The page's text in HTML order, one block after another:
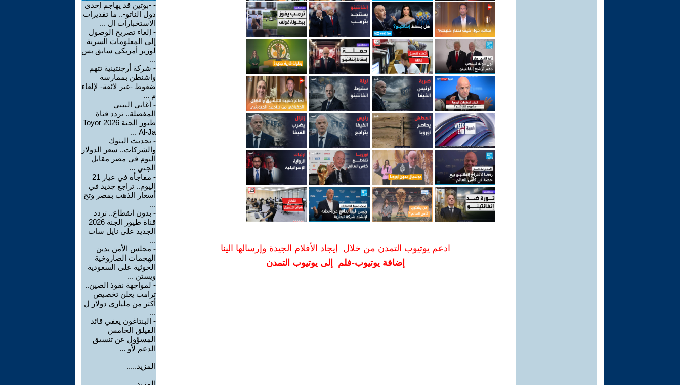
ادعم يوتيوب التمدن من خلال إيجاد الأفلام الجيدة وإرسالها الينا
إضافة يوتيوب-فلم إلى يوتيوب التمدن
- -بوتين قد يهاجم إحدى
دول الناتو-.. ما تقديرات
الاستخبارات ال ...
- إلغاء تصريح الوصول
إلى المعلومات السرية
لوزير أمريكي سابق بس
...
- شركة أرجنتينية تتهم
واشنطن بممارسة
ضغوط -غير لائقة- لإلغاء
م ...
- أغاني البيبي
المفضلة.. تردد قناة
طيور الجنة 2026 Toyor
Al-Ja ...
- تحديث البنوك
والشركات.. سعر الدولار
اليوم في مصر مقابل
الجني ...
-
مفاجأة في عيار 21
اليوم.. تراجع جديد في
أسعار الذهب بمصر وتح
...
- بدون انقطاع.. تردد
قناة طيور الجنة 2026
الجديد على نايل سات
...
- مجلس الأمن يدين
الهجمات الصاروخية
الحوثية على السعودية
ويستن ...
- لمواجهة نفوذ الصين..
ترامب يعلن تخصيص
أكثر من ملياري دولار ل
...
- البنتاغون يعفي قائد
الفيلق الخامس
المسؤول عن تنسيق
الدعم لأو ...
المزيد.....